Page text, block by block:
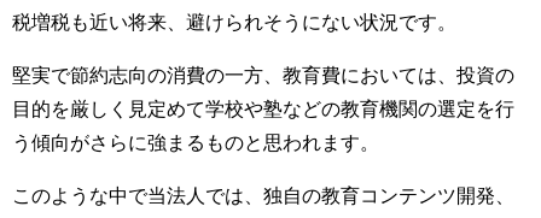
税増税も近い将来、避けられそうにない状況です。
堅実で節約志向の消費の一方、教育費においては、投資の
目的を厳しく見定めて学校や塾などの教育機関の選定を行
う傾向がさらに強まるものと思われます。
このような中で当法人では、独自の教育コンテンツ開発、